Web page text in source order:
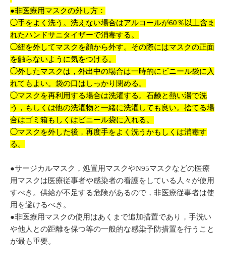
●非医療用マスクの外し方：
◯手をよく洗う。洗えない場合はアルコールが60％以上含ま
れたハンドサニタイザーで消毒する。
◯紐を外してマスクを顔から外す。その際にはマスクの正面
を触らないように気をつける。
◯外したマスクは，外出中の場合は一時的にビニール袋に入
れてもよい。袋の口はしっかり閉める。
◯マスクを再利用する場合は洗濯する。石鹸と熱い湯で洗
う，もしくは他の洗濯物と一緒に洗濯しても良い。捨てる場
合はゴミ箱もしくはビニール袋に入れる。
◯マスクを外した後，再度手をよく洗うかもしくは消毒す
る。
●サージカルマスク，処置用マスクやN95マスクなどの医療
用マスクは医療従事者や感染者の看護をしている人々が使用
すべき。供給が不足する危険があるので，非医療従事者は使
用を避けるべき。
●非医療用マスクの使用はあくまで追加措置であり，手洗い
や他人との距離を保つ等の一般的な感染予防措置を行うこと
が最も重要。